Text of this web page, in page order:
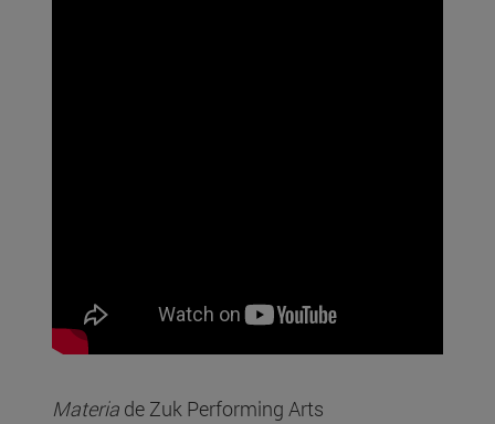
Materia de Zuk Performing Arts